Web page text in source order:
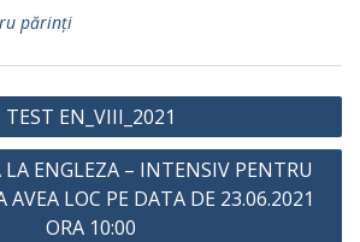
părinţi
TEST EN_VIII_2021
LA ENGLEZA – INTENSIV PENTRU
AVEA LOC PE DATA DE 23.06.2021
ORA 10:00